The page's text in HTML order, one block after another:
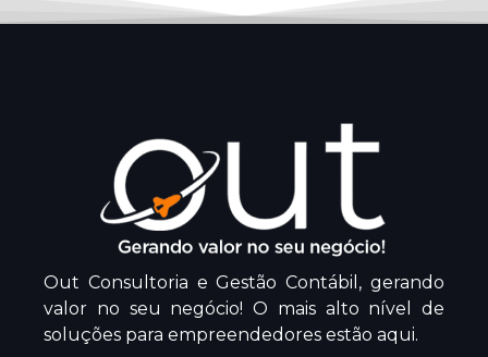
Out Consultoria e Gestão Contábil, gerando
valor no seu negócio! O mais alto nível de
soluções para empreendedores estão aqui.